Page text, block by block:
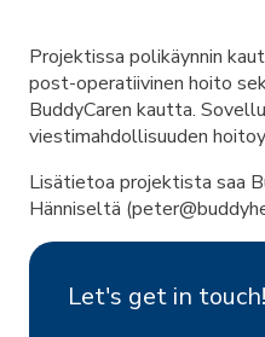
Projektissa polikäynnin
post-operatiivinen hoito
BuddyCaren kautta.
viestimahdollisuuden
Lisätietoa projektista saa
Hänniseltä
Let's get in touch!